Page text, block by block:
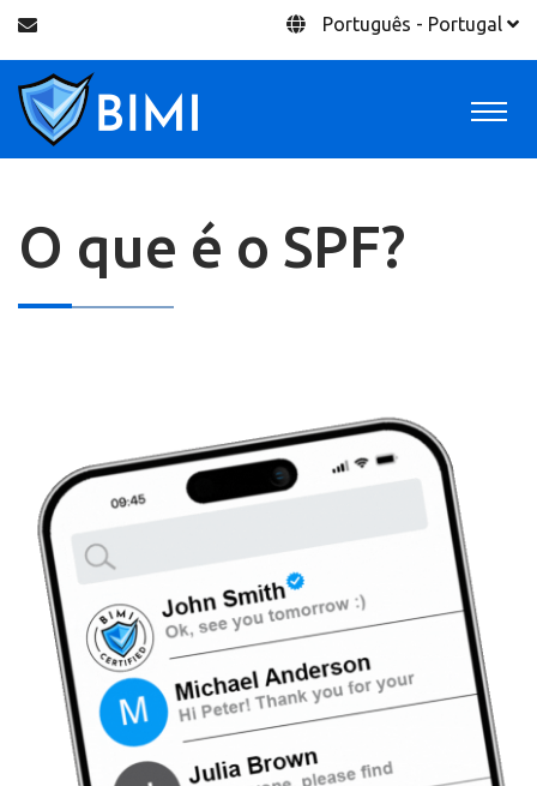
Português - Portugal
O que é o SPF?